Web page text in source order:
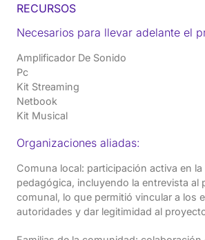
RECURSOS
Necesarios para llevar adelante el
Amplificador De Sonido
Pc
Kit Streaming
Netbook
Kit Musical
Organizaciones aliadas:
Comuna local: participación activa en la
pedagógica, incluyendo la entrevista al
comunal, lo que permitió vincular a los
autoridades y dar legitimidad al